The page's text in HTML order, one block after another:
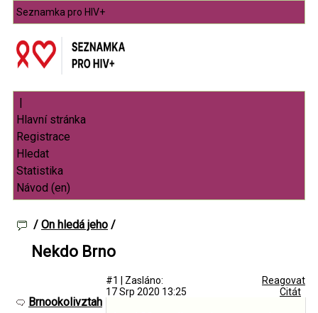
Seznamka pro HIV+
|
/ On hledá jeho /
Nekdo Brno
Brnookolivztah
#1
Zasláno:
17 Srp 2020 13:25
Reagovat
Citát